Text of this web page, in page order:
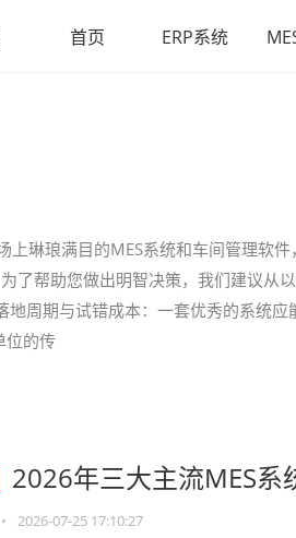
首页 ERP系统
上琳琅满目的MES系统和车间管理软
了帮助您做出明智决策，我们建议从
周期与试错成本：一套优秀的系统
位的传
2026年三大主流MES
• 2026-07-25 17:10:27